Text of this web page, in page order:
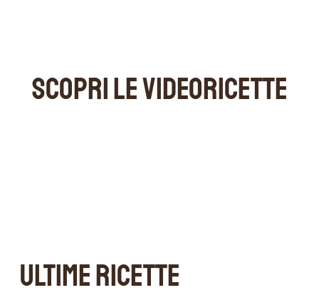
SCOPRI LE VIDEORICETTE
ULTIME RICETTE